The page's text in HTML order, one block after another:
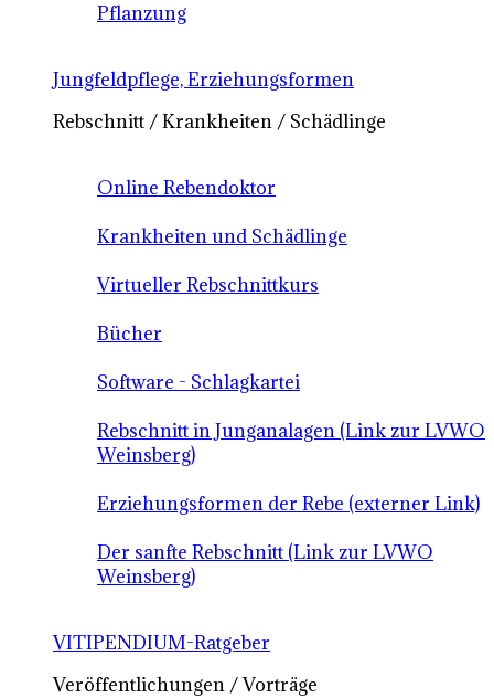
Pflanzung
Jungfeldpflege, Erziehungsformen
Rebschnitt / Krankheiten / Schädlinge
Online Rebendoktor
Krankheiten und Schädlinge
Virtueller Rebschnittkurs
Bücher
Software - Schlagkartei
Rebschnitt in Junganalagen (Link zur LVWO
Weinsberg)
Erziehungsformen der Rebe (externer Link)
Der sanfte Rebschnitt (Link zur LVWO
Weinsberg)
VITIPENDIUM-Ratgeber
Veröffentlichungen / Vorträge